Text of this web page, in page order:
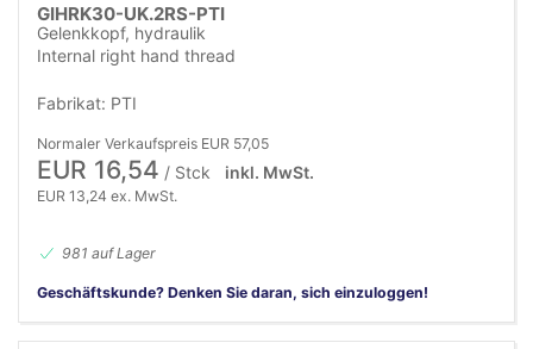
GIHRK30-UK.2RS-PTI
Gelenkkopf, hydraulik
Internal right hand thread
Fabrikat: PTI
Normaler Verkaufspreis EUR 57,05
EUR 16,54 / Stck inkl. MwSt.
EUR 13,24 ex. MwSt.
981 auf Lager
Geschäftskunde? Denken Sie daran, sich einzuloggen!